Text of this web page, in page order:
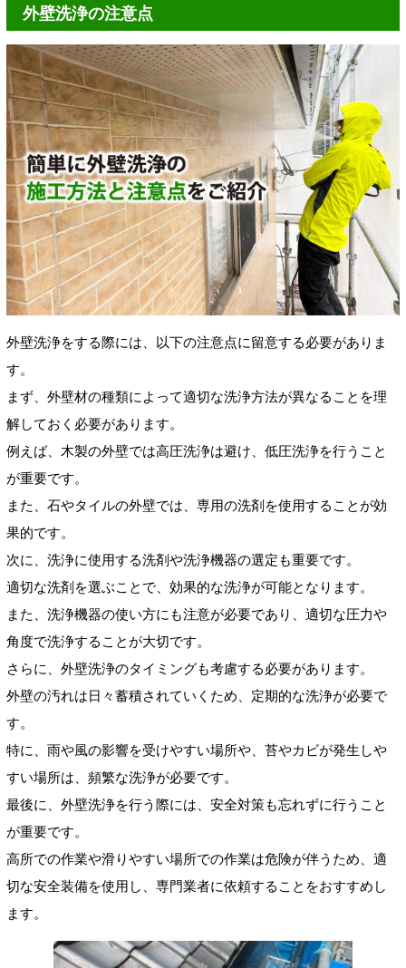
外壁洗浄の注意点
外壁洗浄をする際には、以下の注意点に留意する必要がありま
す。
まず、外壁材の種類によって適切な洗浄方法が異なることを理
解しておく必要があります。
例えば、木製の外壁では高圧洗浄は避け、低圧洗浄を行うこと
が重要です。
また、石やタイルの外壁では、専用の洗剤を使用することが効
果的です。
次に、洗浄に使用する洗剤や洗浄機器の選定も重要です。
適切な洗剤を選ぶことで、効果的な洗浄が可能となります。
また、洗浄機器の使い方にも注意が必要であり、適切な圧力や
角度で洗浄することが大切です。
さらに、外壁洗浄のタイミングも考慮する必要があります。
外壁の汚れは日々蓄積されていくため、定期的な洗浄が必要で
す。
特に、雨や風の影響を受けやすい場所や、苔やカビが発生しや
すい場所は、頻繁な洗浄が必要です。
最後に、外壁洗浄を行う際には、安全対策も忘れずに行うこと
が重要です。
高所での作業や滑りやすい場所での作業は危険が伴うため、適
切な安全装備を使用し、専門業者に依頼することをおすすめし
ます。